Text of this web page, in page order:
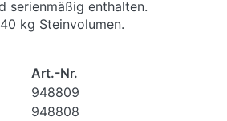
serienmäßig enthalten.
kg Steinvolumen.
Art.-Nr.
948809
948808